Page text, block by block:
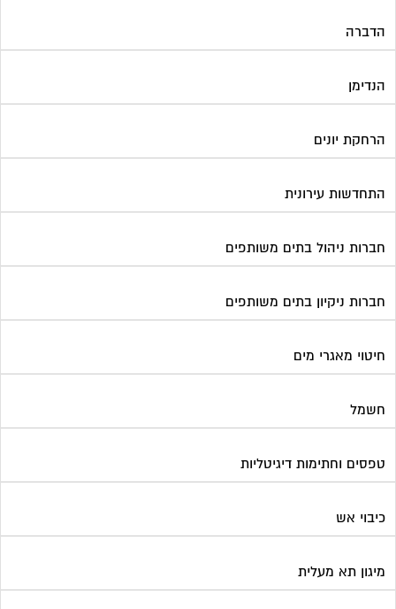
הדברה
הנדימן
הרחקת יונים
התחדשות עירונית
חברות ניהול בתים משותפים
חברות ניקיון בתים משותפים
חיטוי מאגרי מים
חשמל
טפסים וחתימות דיגיטליות
כיבוי אש
מיגון תא מעלית